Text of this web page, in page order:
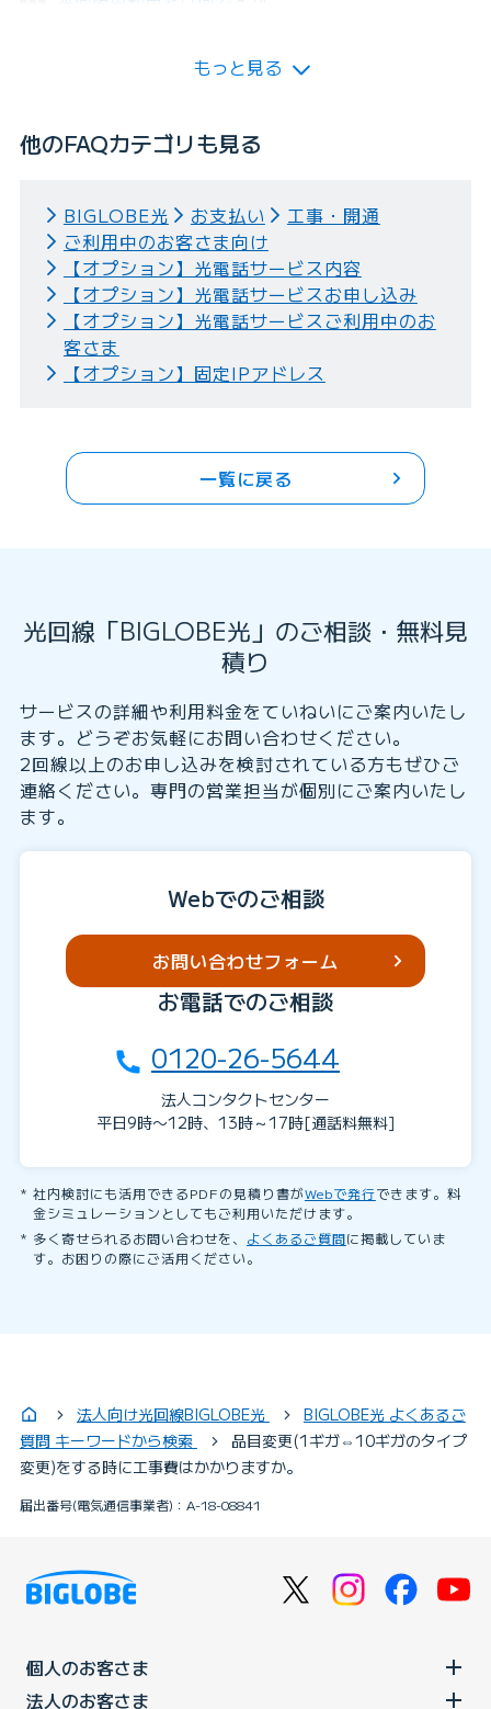
もっと見る
他のFAQカテゴリも見る
BIGLOBE光 お支払い
工事・開通
ご利用中のお客さま向け
【オプション】光電話サービス内容
【オプション】光電話サービスお申し込み
【オプション】光電話サービスご利用中のお
客さま
【オプション】固定IPアドレス
一覧に戻る
光回線「BIGLOBE光」のご相談・無料見
積り
サービスの詳細や利用料金をていねいにご案内いたし
ます。どうぞお気軽にお問い合わせください。
2回線以上のお申し込みを検討されている方もぜひご
連絡ください。専門の営業担当が個別にご案内いたし
ます。
Webでのご相談
お問い合わせフォーム
お電話でのご相談
0120-26-5644
法人コンタクトセンター
平日9時〜12時、13時～17時[通話料無料]
社内検討にも活用できるPDFの見積り書がWebで発行できます。料
金シミュレーションとしてもご利用いただけます。
多く寄せられるお問い合わせを、 よくあるご質問に掲載していま
す。お困りの際にご活用ください。
法人向け光回線BIGLOBE光
BIGLOBE光 よくあるご
質問 キーワードから検索
品目変更(1ギガ⇔10ギガのタイプ
変更)をする時に工事費はかかりますか。
届出番号(電気通信事業者)：A-18-08841
個人のお客さま
法人のお客さま